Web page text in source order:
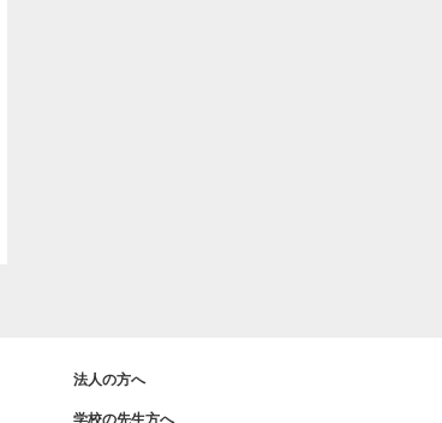
法人の方へ
学校の先生方へ